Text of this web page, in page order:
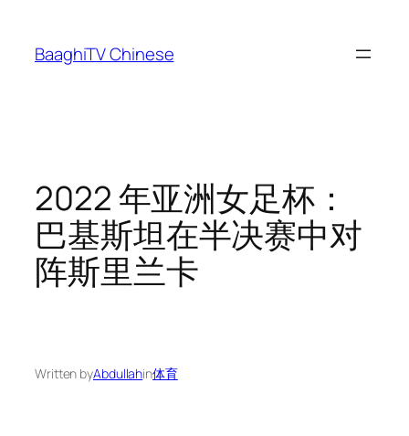
content
BaaghiTV Chinese
2022 年亚洲女足杯：
巴基斯坦在半决赛中对
阵斯里兰卡
Written byAbdullahin体育